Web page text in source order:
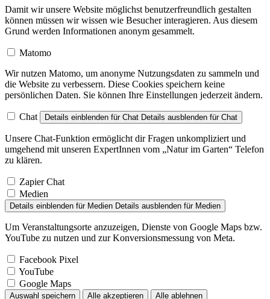
Damit wir unsere Website möglichst benutzerfreundlich gestalten
können müssen wir wissen wie Besucher interagieren. Aus diesem
Grund werden Informationen anonym gesammelt.
Matomo
Wir nutzen Matomo, um anonyme Nutzungsdaten zu sammeln und
die Website zu verbessern. Diese Cookies speichern keine
persönlichen Daten. Sie können Ihre Einstellungen jederzeit ändern.
Chat Details einblenden für Chat Details ausblenden für Chat
Unsere Chat-Funktion ermöglicht dir Fragen unkompliziert und
umgehend mit unseren ExpertInnen vom „Natur im Garten“ Telefon
zu klären.
Zapier Chat
Medien
Details einblenden für Medien Details ausblenden für Medien
Um Veranstaltungsorte anzuzeigen, Dienste von Google Maps bzw.
YouTube zu nutzen und zur Konversionsmessung von Meta.
Facebook Pixel
YouTube
Google Maps
Auswahl speichern Alle akzeptieren Alle ablehnen